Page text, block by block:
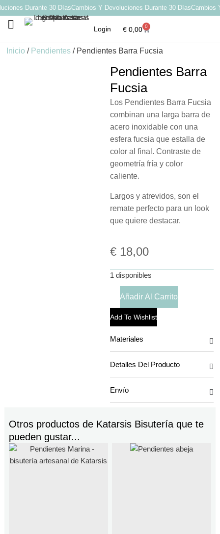
Durante 30 DíasCambios Y Devoluciones Durante 30 DíasCambios Y
Login €0,00 0
Inicio / Pendientes / Pendientes Barra Fucsia
Pendientes Barra
Fucsia
Los Pendientes Barra Fucsia
combinan una larga barra de
acero inoxidable con una
esfera fucsia que estalla de
color al final. Contraste de
geometría fría y color
caliente.
Largos y atrevidos, son el
remate perfecto para un look
que quiere destacar.
€ 18,00
1 disponibles
Añadir Al Carrito
Add To Wishlist
Materiales
Detalles Del Producto
Envío
Otros productos de Katarsis Bisuteríaque te
pueden gustar...